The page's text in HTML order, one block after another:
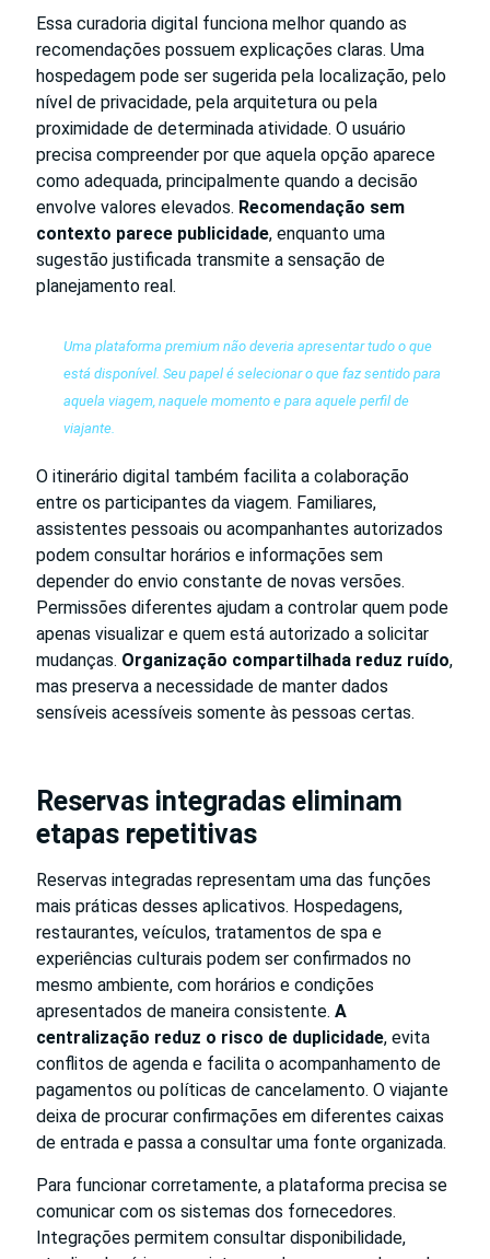
Essa curadoria digital funciona melhor quando as
recomendações possuem explicações claras. Uma
hospedagem pode ser sugerida pela localização, pelo
nível de privacidade, pela arquitetura ou pela
proximidade de determinada atividade. O usuário
precisa compreender por que aquela opção aparece
como adequada, principalmente quando a decisão
envolve valores elevados. Recomendação sem
contexto parece publicidade, enquanto uma
sugestão justificada transmite a sensação de
planejamento real.
Uma plataforma premium não deveria apresentar tudo o que
está disponível. Seu papel é selecionar o que faz sentido para
aquela viagem, naquele momento e para aquele perfil de
viajante.
O itinerário digital também facilita a colaboração
entre os participantes da viagem. Familiares,
assistentes pessoais ou acompanhantes autorizados
podem consultar horários e informações sem
depender do envio constante de novas versões.
Permissões diferentes ajudam a controlar quem pode
apenas visualizar e quem está autorizado a solicitar
mudanças. Organização compartilhada reduz ruído,
mas preserva a necessidade de manter dados
sensíveis acessíveis somente às pessoas certas.
Reservas integradas eliminam
etapas repetitivas
Reservas integradas representam uma das funções
mais práticas desses aplicativos. Hospedagens,
restaurantes, veículos, tratamentos de spa e
experiências culturais podem ser confirmados no
mesmo ambiente, com horários e condições
apresentados de maneira consistente. A
centralização reduz o risco de duplicidade, evita
conflitos de agenda e facilita o acompanhamento de
pagamentos ou políticas de cancelamento. O viajante
deixa de procurar confirmações em diferentes caixas
de entrada e passa a consultar uma fonte organizada.
Para funcionar corretamente, a plataforma precisa se
comunicar com os sistemas dos fornecedores.
Integrações permitem consultar disponibilidade,